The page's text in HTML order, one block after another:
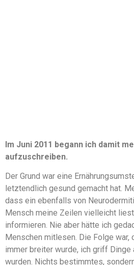
Im Juni 2011 begann ich damit
aufzuschreiben.
Der Grund war eine
letztendlich gesund gemacht hat.
dass ein ebenfalls von
Mensch meine Zeilen vielleicht
informieren. Nie aber hätte ich
Menschen mitlesen. Die Folge
immer breiter wurde, ich griff Dinge
wurden. Nichts bestimmtes,